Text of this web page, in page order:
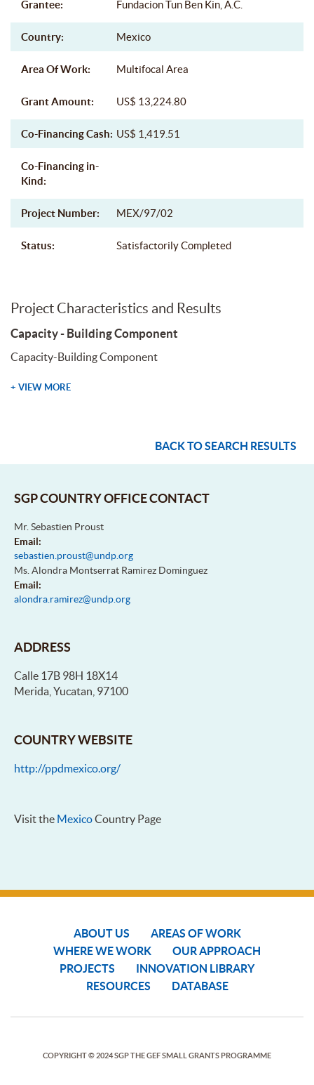
Grantee: Fundacion Tun Ben Kin, A.C.
Country: Mexico
Area Of Work: Multifocal Area
Grant Amount: US$ 13,224.80
Co-Financing Cash: US$ 1,419.51
Co-Financing in-
Kind:
Project Number: MEX/97/02
Status: Satisfactorily Completed
Project Characteristics and Results
Capacity - Building Component
Capacity-Building Component
+ VIEW MORE
BACK TO SEARCH RESULTS
SGP COUNTRY OFFICE CONTACT
Mr. Sebastien Proust
Email:
sebastien.proust@undp.org
Ms. Alondra Montserrat Ramirez Dominguez
Email:
alondra.ramirez@undp.org
ADDRESS
Calle 17B 98H 18X14
Merida, Yucatan, 97100
COUNTRY WEBSITE
http://ppdmexico.org/
Visit the MexicoCountry Page
ABOUT US
AREAS OF WORK
WHERE WE WORK
OUR APPROACH
PROJECTS
INNOVATION LIBRARY
RESOURCES
DATABASE
COPYRIGHT © 2024 SGP THE GEF SMALL GRANTS PROGRAMME